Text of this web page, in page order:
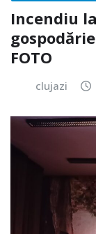
Incendiu
FOTO
clujazi